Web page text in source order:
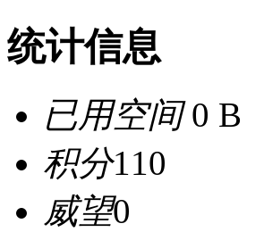
统计信息
已用空间0 B
积分110
威望0